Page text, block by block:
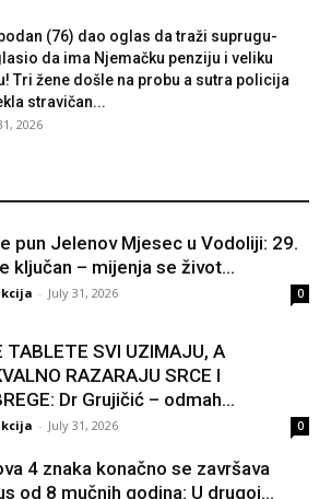
(76) dao oglas da traži suprugu-
da ima Njemačku penziju i veliku
Tri žene došle na probu a sutra policija
stravičan...
2026
pun Jelenov Mjesec u Vodoliji: 29.
ključan – mijenja se život...
- July 31, 2026 0
TABLETE SVI UZIMAJU, A
RAZARAJU SRCE I
Dr Grujičić – odmah...
- July 31, 2026 0
4 znaka konačno se završava
od 8 mučnih godina: U drugoj...